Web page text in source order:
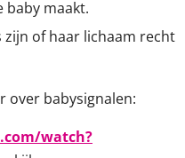
baby maakt.
zijn of haar lichaam recht
over babysignalen:
watch?